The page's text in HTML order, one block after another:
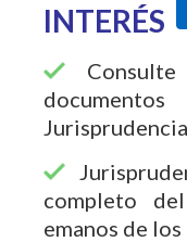
INTERÉS
completo del
emanos de